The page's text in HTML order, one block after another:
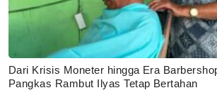
Dari Krisis Moneter hingga Era
Pangkas Rambut Ilyas Tetap Bertahan